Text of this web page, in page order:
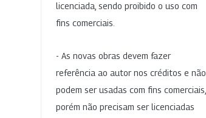
licenciada, sendo proibido o uso com
fins comerciais.
- As novas obras devem fazer
referência ao autor nos créditos e não
podem ser usadas com fins comerciais,
porém não precisam ser licenciadas